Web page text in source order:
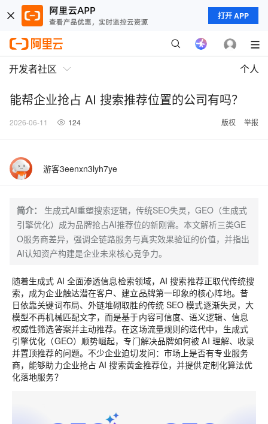
打开 APP
开发者社区 个人
能帮企业抢占 AI 搜索推荐位置的公司有吗？
2026-06-11 124 版权 举报
游客3eenxn3lyh7ye
简介：
生成式AI重塑搜索逻辑，传统SEO失灵，GEO（生成式
引擎优化）成为品牌抢占AI推荐位的新刚需。本文解析三类GE
O服务商差异，强调全链路服务与真实效果验证的价值，并指出
AI认知资产构建是企业未来核心竞争力。
随着生成式 AI 全面渗透信息检索领域，AI 搜索推荐正取代传统搜
索，成为企业触达潜在客户、建立品牌第一印象的核心阵地。昔
日依靠关键词布局、外链堆砌取胜的传统 SEO 模式逐渐失灵，大
模型不再机械匹配文字，而是基于内容可信度、语义逻辑、信息
权威性筛选答案并主动推荐。在这场流量规则的迭代中，生成式
引擎优化（GEO）顺势崛起，专门解决品牌如何被 AI 理解、收录
并置顶推荐的问题。不少企业迫切发问：市场上是否有专业服务
商，能够助力企业抢占 AI 搜索黄金推荐位，并提供定制化算法优
化落地服务？